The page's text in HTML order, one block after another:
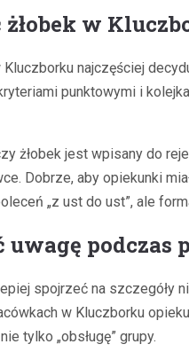
w
najczęściej
punktowymi i
żłobek jest wpisany do
Dobrze, aby opiekunki
„z ust do ust”, ale
uwagę
spojrzeć na szczegóły
w Kluczborku
tylko „obsługę” grupy.